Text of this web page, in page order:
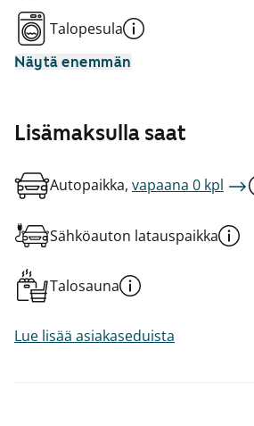
Talopesula
Näytä enemmän
Lisämaksulla saat
Autopaikka, vapaana 0 kpl
Sähköauton latauspaikka
Talosauna
Lue lisää asiakaseduista